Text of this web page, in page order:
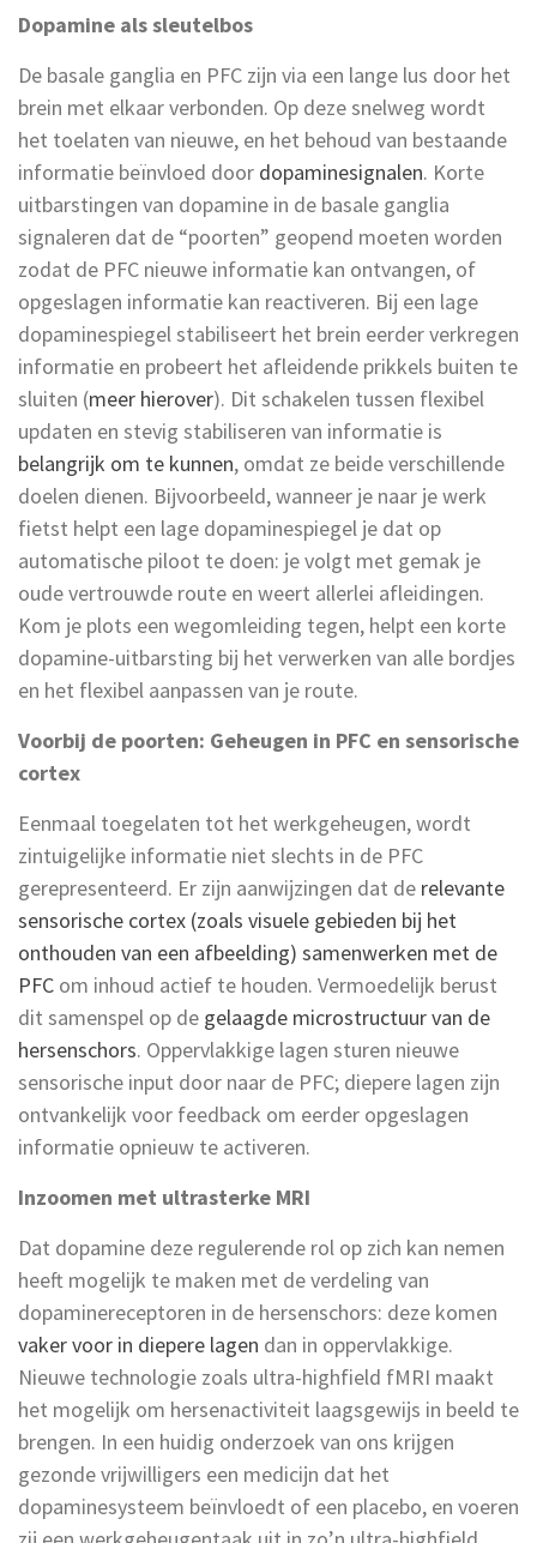
Dopamine als sleutelbos
De basale ganglia en PFC zijn via een lange lus door het
brein met elkaar verbonden. Op deze snelweg wordt
het toelaten van nieuwe, en het behoud van bestaande
informatie beïnvloed door dopaminesignalen. Korte
uitbarstingen van dopamine in de basale ganglia
signaleren dat de “poorten” geopend moeten worden
zodat de PFC nieuwe informatie kan ontvangen, of
opgeslagen informatie kan reactiveren. Bij een lage
dopaminespiegel stabiliseert het brein eerder verkregen
informatie en probeert het afleidende prikkels buiten te
sluiten (meer hierover). Dit schakelen tussen flexibel
updaten en stevig stabiliseren van informatie is
belangrijk om te kunnen, omdat ze beide verschillende
doelen dienen. Bijvoorbeeld, wanneer je naar je werk
fietst helpt een lage dopaminespiegel je dat op
automatische piloot te doen: je volgt met gemak je
oude vertrouwde route en weert allerlei afleidingen.
Kom je plots een wegomleiding tegen, helpt een korte
dopamine-uitbarsting bij het verwerken van alle bordjes
en het flexibel aanpassen van je route.
Voorbij de poorten: Geheugen in PFC en sensorische
cortex
Eenmaal toegelaten tot het werkgeheugen, wordt
zintuigelijke informatie niet slechts in de PFC
gerepresenteerd. Er zijn aanwijzingen dat de relevante
sensorische cortex (zoals visuele gebieden bij het
onthouden van een afbeelding) samenwerken met de
PFC om inhoud actief te houden. Vermoedelijk berust
dit samenspel op de gelaagde microstructuur van de
hersenschors. Oppervlakkige lagen sturen nieuwe
sensorische input door naar de PFC; diepere lagen zijn
ontvankelijk voor feedback om eerder opgeslagen
informatie opnieuw te activeren.
Inzoomen met ultrasterke MRI
Dat dopamine deze regulerende rol op zich kan nemen
heeft mogelijk te maken met de verdeling van
dopaminereceptoren in de hersenschors: deze komen
vaker voor in diepere lagen dan in oppervlakkige.
Nieuwe technologie zoals ultra-highfield fMRI maakt
het mogelijk om hersenactiviteit laagsgewijs in beeld te
brengen. In een huidig onderzoek van ons krijgen
gezonde vrijwilligers een medicijn dat het
dopaminesysteem beïnvloedt of een placebo, en voeren